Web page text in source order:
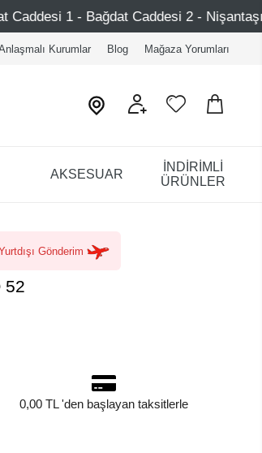
Caddesi 2 - Nişantaşı – Etiler – Ataşehir
Kurumlar Blog Mağaza Yorumları
AKSESUAR
İNDİRİMLİ
ÜRÜNLER
Gönderim
52
0,00 TL 'den başlayan taksitlerle